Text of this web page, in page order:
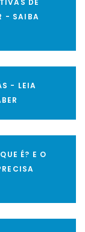
DE
- SAIBA
- LEIA
É? E O